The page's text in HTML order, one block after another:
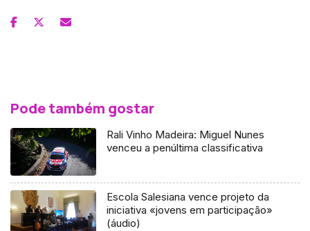
Pode também gostar
Rali Vinho Madeira: Miguel Nunes
venceu a penúltima classificativa
Escola Salesiana vence projeto da
iniciativa «jovens em participação»
(áudio)